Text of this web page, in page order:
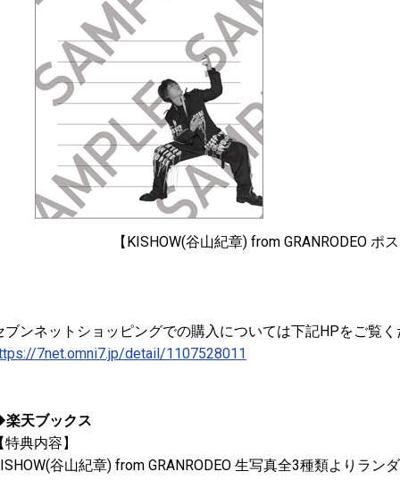
【KISHOW(谷山紀章) from GRANRODEO ポ
ブンネットショッピングでの購入については下記HPをご覧
7net.omni7.jp/detail/1107528011
天ブックス
特典内容】
谷山紀章) from GRANRODEO 生写真全3種類よりラン